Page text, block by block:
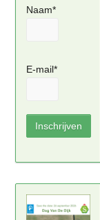
Naam*
E-mail*